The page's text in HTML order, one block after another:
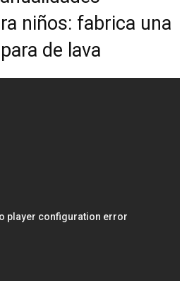
niños: fabrica una
de lava